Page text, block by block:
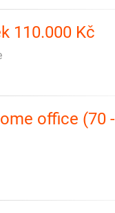
110.000 Kč
office (70